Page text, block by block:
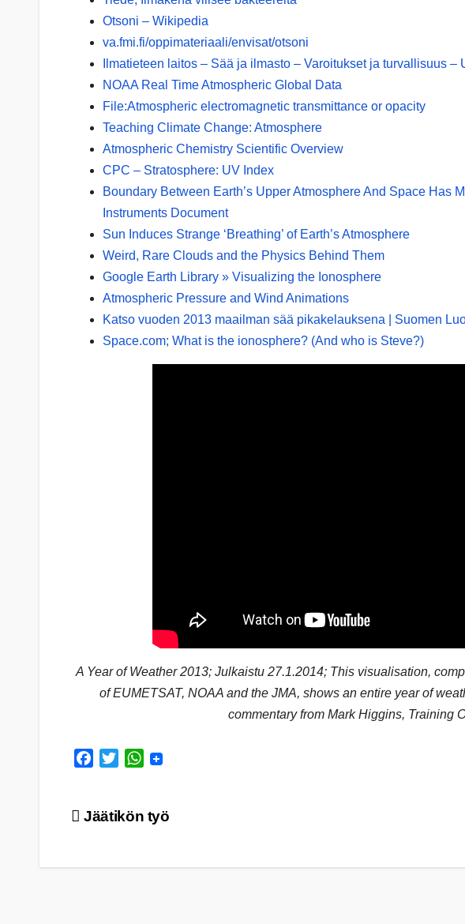
Otsoni – Wikipedia
va.fmi.fi/oppimateriaali/envisat/otsoni
Ilmatieteen laitos – Sää ja ilmasto – Varoitukset ja turvallisuus –
NOAA Real Time Atmospheric Global Data
File:Atmospheric electromagnetic transmittance or opacity
Teaching Climate Change: Atmosphere
Atmospheric Chemistry Scientific Overview
CPC – Stratosphere: UV Index
Boundary Between Earth’s Upper Atmosphere And Space Has
Instruments Document
Sun Induces Strange ‘Breathing’ of Earth’s Atmosphere
Weird, Rare Clouds and the Physics Behind Them
Google Earth Library » Visualizing the Ionosphere
Atmospheric Pressure and Wind Animations
Katso vuoden 2013 maailman sää pikakelauksena | Suomen
Space.com; What is the ionosphere? (And who is Steve?)
A Year of Weather 2013; Julkaistu 27.1.2014; This visualisation,
of EUMETSAT, NOAA and the JMA, shows an entire year of
commentary from Mark Higgins, Training
e
o
t
r
W
p
Artikkelien
Jäätikön työ